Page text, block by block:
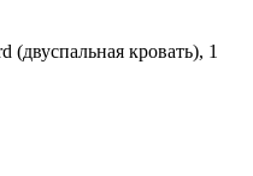
(двуспальная кровать), 1